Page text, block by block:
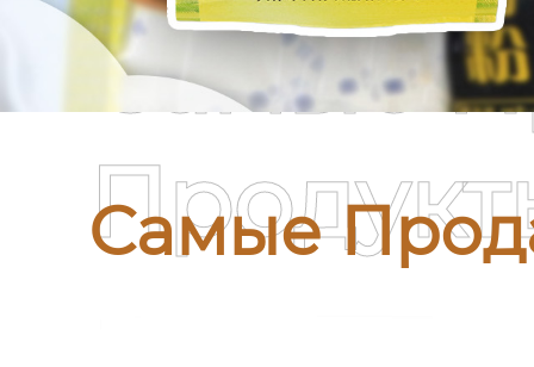
Самые
Самые